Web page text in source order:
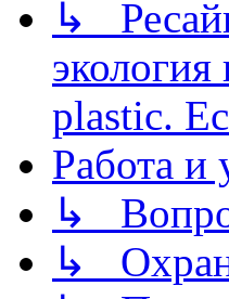
↳
plastic.
Работа и
↳
↳